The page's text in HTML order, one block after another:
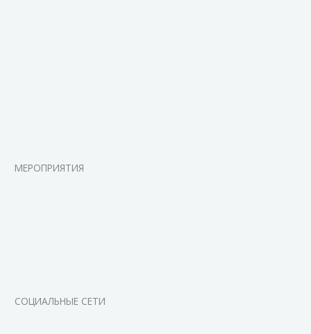
МЕРОПРИЯТИЯ
СОЦИАЛЬНЫЕ СЕТИ